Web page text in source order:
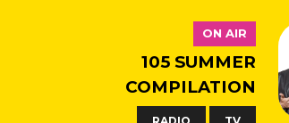
ON AIR
105 SUMMER
COMPILATION
RADIO TV